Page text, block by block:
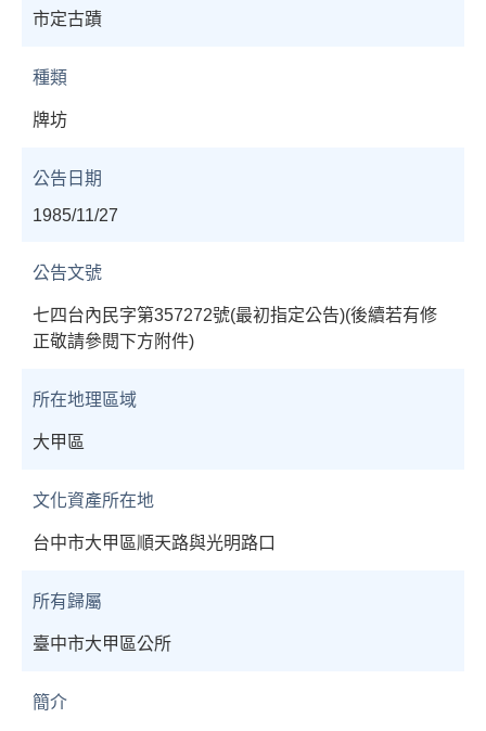
市定古蹟
種類
牌坊
公告日期
1985/11/27
公告文號
七四台內民字第357272號(最初指定公告)(後續若有修
正敬請參閱下方附件)
所在地理區域
大甲區
文化資產所在地
台中市大甲區順天路與光明路口
所有歸屬
臺中市大甲區公所
簡介